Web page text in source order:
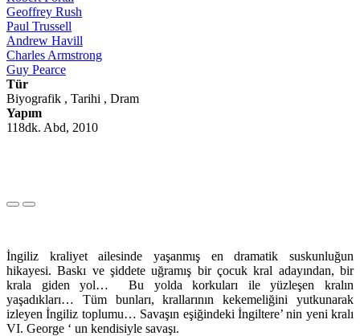
Geoffrey Rush
Paul Trussell
Andrew Havill
Charles Armstrong
Guy Pearce
Tür
Biyografik , Tarihi , Dram
Yapım
118dk. Abd, 2010
İngiliz kraliyet ailesinde yaşanmış en dramatik suskunluğun
hikayesi. Baskı ve şiddete uğramış bir çocuk kral adayından, bir
krala giden yol… Bu yolda korkuları ile yüzleşen kralın
yaşadıkları… Tüm bunları, krallarının kekemeliğini yutkunarak
izleyen İngiliz toplumu… Savaşın eşiğindeki İngiltere’ nin yeni kralı
VI. George ‘ un kendisiyle savaşı.